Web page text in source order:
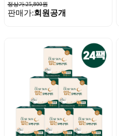
정상가:25,800원
판매가:회원공개